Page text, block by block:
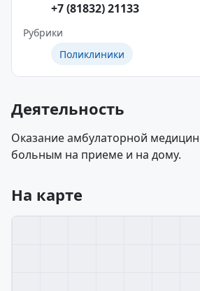
+7 (81832) 21133
Рубрики
Поликлиники
Деятельность
Оказание амбулаторной
больным на приеме и на дому.
На карте